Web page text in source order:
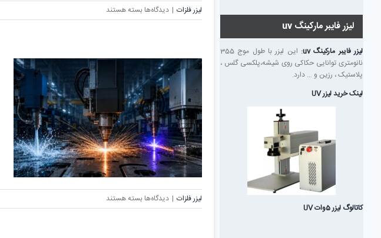
لیزر فلزات | دیدگاه‌ها برای
تفاوت
و
برش
لیزری
در
فلزات،
کدام
بهتر
است؟
بسته هستند
لیزر فلزات | دیدگاه‌ها برای
مقایسه
بسته هستند
لیزر فایبر مارکینگ uv
لیزر فایبر مارکینگ uv :
این لیزر با طول موج 355
نانومتری توانایی حکاکی روی شیشه،پلکسی گلس ،
پلاستیک ، رزین و … دارد.
لینک خرید لیزر UV
کاتالوگ لیزر 5وات UV